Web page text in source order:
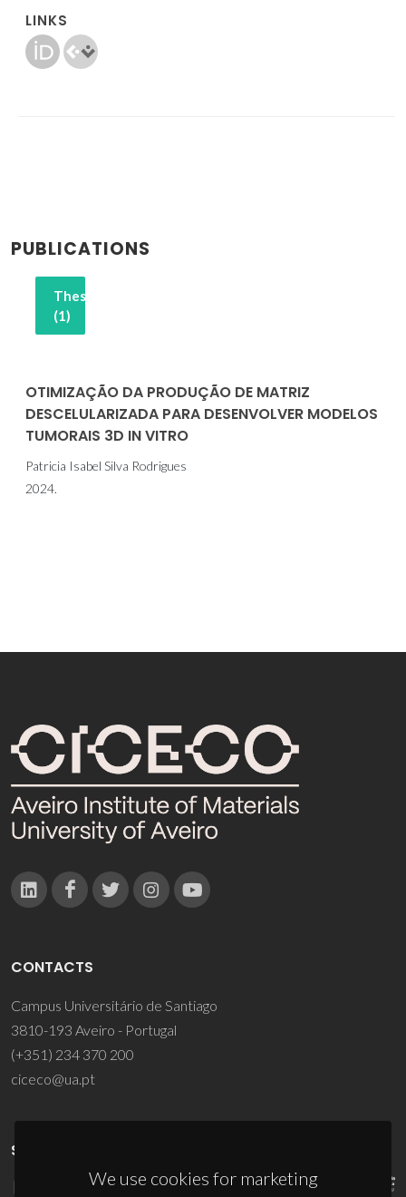
LINKS
PUBLICATIONS
Thesis
(1)
OTIMIZAÇÃO DA PRODUÇÃO DE MATRIZ
DESCELULARIZADA PARA DESENVOLVER MODELOS
TUMORAIS 3D IN VITRO
Patricia Isabel Silva Rodrigues
2024.
We use cookies for marketing
CONTACTS
Campus Universitário de Santiago
3810-193 Aveiro - Portugal
(+351) 234 370 200
ciceco@ua.pt
SPONSORS